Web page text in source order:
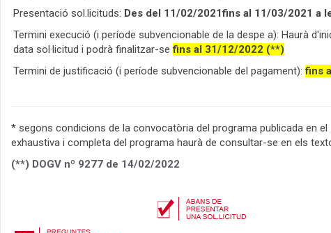
Presentació sol.licituds: Des del 11/02/2021fins al 11/03/2021 a
Termini execució (i període subvencionable de la despe a): Haurà
data sol·licitud i podrà finalitzar-sefins al 31/12/2022 (**)
Termini de justificació (i període subvencionable del pagament):fins
* segons condicions de la convocatòria del programa publicada en el
exhaustiva i completa del programa haurà de consultar-se en els
(**) DOGV nº 9277 de 14/02/2022